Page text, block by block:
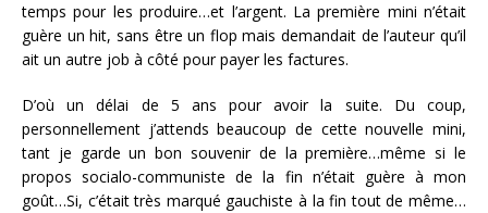
temps pour les produire…et l’argent. La première mini n’était
guère un hit, sans être un flop mais demandait de l’auteur qu’il
ait un autre job à côté pour payer les factures.
D’où un délai de 5 ans pour avoir la suite. Du coup,
personnellement j’attends beaucoup de cette nouvelle mini,
tant je garde un bon souvenir de la première…même si le
propos socialo-communiste de la fin n’était guère à mon
goût…Si, c’était très marqué gauchiste à la fin tout de même…